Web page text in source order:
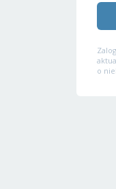
o